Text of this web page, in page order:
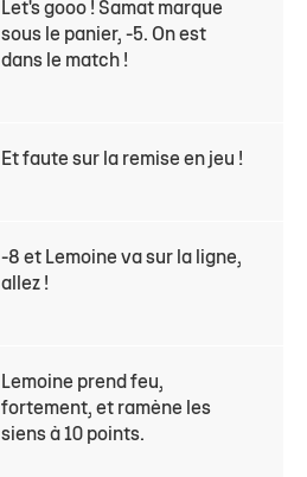
Let's gooo ! Samat marque
sous le panier, -5. On est
dans le match !
Et faute sur la remise en jeu !
-8 et Lemoine va sur la ligne,
allez !
Lemoine prend feu,
fortement, et ramène les
siens à 10 points.